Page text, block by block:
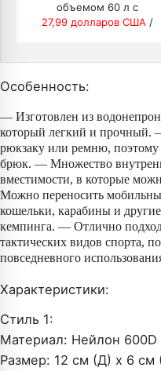
объемом 60 л с
дождевиком,
рюкзак с системой
крепления Molle,
скалолазания
27,99 долларов США /
Особенность:
— Изготовлен из
который легкий и
рюкзаку или ремню, поэтому
брюк. — Множество
вместимости, в которые
Можно переносить
кошельки, карабины и
кемпинга. — Отлично
тактических видов спорта,
повседневного
Характеристики:
Стиль 1:
Материал: Нейлон 600D
Размер: 12 см (Д) x 6 см